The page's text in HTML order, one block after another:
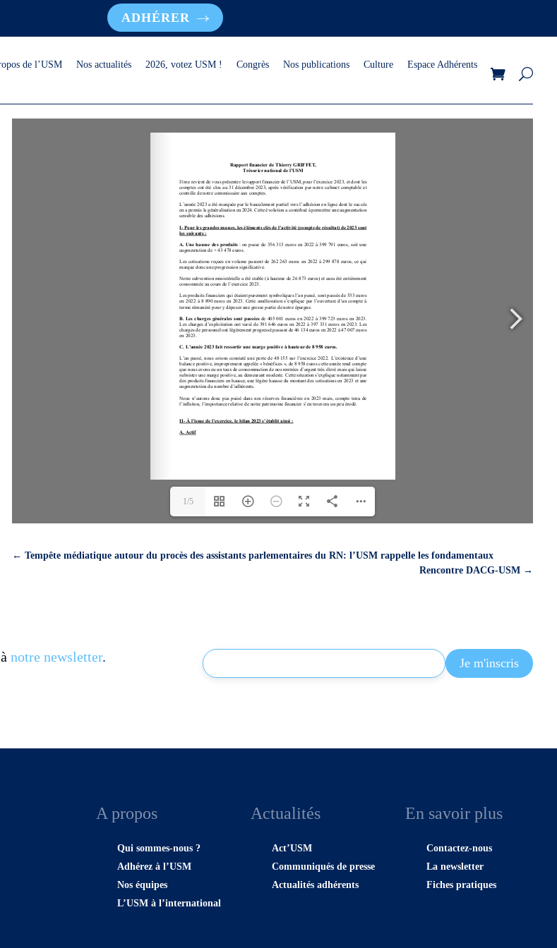
ADHÉRER
de l’USM Nos actualités 2026, votez USM ! Congrès Nos publications Culture Espace Adhérents
1/5
←Tempête médiatique autour du procès des assistants parlementaires du RN: l’USM rappelle les fondamentaux
Rencontre DACG-USM →
notre newsletter.
A propos
Qui sommes-nous ?
Adhérez à l’USM
Nos équipes
L’USM à l’international
Actualités
Act’USM
Communiqués de presse
Actualités adhérents
En savoir plus
Contactez-nous
La newsletter
Fiches pratiques